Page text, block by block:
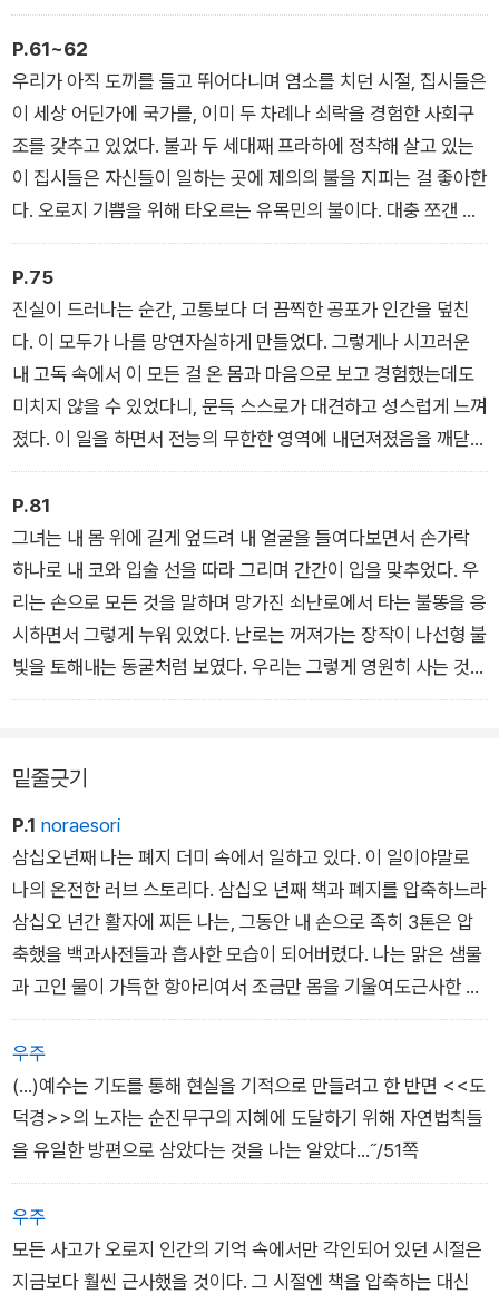
닫집이 불러일으키는 상상의 무게에 짓눌려 내 몸이 구부정해진
것이다.
P.61~62
우리가 아직 도끼를 들고 뛰어다니며 염소를 치던 시절, 집시들은
이 세상 어딘가에 국가를, 이미 두 차례나 쇠락을 경험한 사회구
조를 갖추고 있었다. 불과 두 세대째 프라하에 정착해 살고 있는
이 집시들은 자신들이 일하는 곳에 제의의 불을 지피는 걸 좋아한
다. 오로지 기쁨을 위해 타오르는 유목민의 불이다. 대충 쪼갠 장
작개비들에서 피어나는, 인간의 모든 사고 이전에 존재하는 영원
의 상징이며 어린아이의 웃음 같기도 한 불이다. 그것은 하늘에서
내린 선물 같은 무상無償의 불이며 환멸에 젖은 행인은 더이상
알아챌 수 없게 된 요소들의 생생한 표징이다. 방황하는 눈과 영
혼을 덥혀주려고 장작개비들을 태우며 프라하 거리의 구덩이들
에서 태어난 불이다……
P.75
진실이 드러나는 순간, 고통보다 더 끔찍한 공포가 인간을 덮친
다. 이 모두가 나를 망연자실하게 만들었다. 그렇게나 시끄러운
내 고독 속에서 이 모든 걸 온 몸과 마음으로 보고 경험했는데도
미치지 않을 수 있었다니, 문득 스스로가 대견하고 성스럽게 느껴
졌다. 이 일을 하면서 전능의 무한한 영역에 내던져졌음을 깨닫고
는 놀라움을 금할 수 없었다.
P.81
그녀는 내 몸 위에 길게 엎드려 내 얼굴을 들여다보면서 손가락
하나로 내 코와 입술 선을 따라 그리며 간간이 입을 맞추었다. 우
리는 손으로 모든 것을 말하며 망가진 쇠난로에서 타는 불똥을 응
시하면서 그렇게 누워 있었다. 난로는 꺼져가는 장작이 나선형 불
빛을 토해내는 동굴처럼 보였다. 우리는 그렇게 영원히 사는 것
외에는 달리 바라는 것이 없었다. 이 모든 것에 대해 이미 오래전
서로를 떠난 적이 없었던 것 같았다.
밑줄긋기
P.1 noraesori
삼십오년째 나는 폐지 더미 속에서 일하고 있다. 이 일이야말로
나의 온전한 러브 스토리다. 삼십오 년째 책과 폐지를 압축하느라
삼십오 년간 활자에 찌든 나는, 그동안 내 손으로 족히 3톤은 압
축했을 백과사전들과 흡사한 모습이 되어버렸다. 나는 맑은 샘물
과 고인 물이 가득한 항아리여서 조금만 몸을 기울여도근사한 생
각의 물줄기가 흘러나온다. 뜻하지 않게 교양을 쌓게된 나는 이제
어느 것이 내 생각이고 어느 것이 책에서 읽은 건지도 명확히 구
분할 수 없게 되었다.
첫 페이지부터 너무 좋다
우주
(...)예수는 기도를 통해 현실을 기적으로 만들려고 한 반면 <<도
덕경>>의 노자는 순진무구의 지혜에 도달하기 위해 자연법칙들
을 유일한 방편으로 삼았다는 것을 나는 알았다...˝/51쪽
우주
모든 사고가 오로지 인간의 기억 속에서만 각인되어 있던 시절은
지금보다 훨씬 근사했을 것이다. 그 시절엔 책을 압축하는 대신